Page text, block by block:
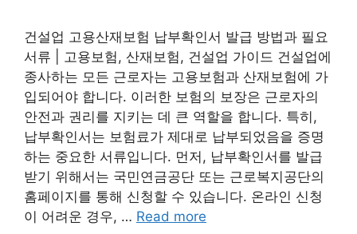
건설업 고용산재보험 납부확인서 발급 방법과 필요
서류 | 고용보험, 산재보험, 건설업 가이드 건설업에
종사하는 모든 근로자는 고용보험과 산재보험에 가
입되어야 합니다. 이러한 보험의 보장은 근로자의
안전과 권리를 지키는 데 큰 역할을 합니다. 특히,
납부확인서는 보험료가 제대로 납부되었음을 증명
하는 중요한 서류입니다. 먼저, 납부확인서를 발급
받기 위해서는 국민연금공단 또는 근로복지공단의
홈페이지를 통해 신청할 수 있습니다. 온라인 신청
이 어려운 경우, … Read more